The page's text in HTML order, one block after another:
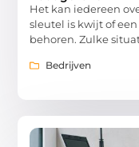
Het kan iedereen
sleutel is kwijt of
behoren. Zulke
Bedrijven